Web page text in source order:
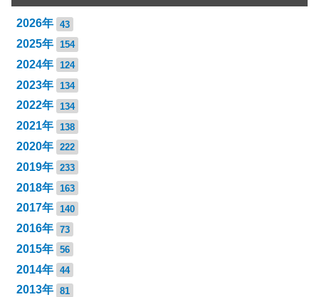
2026年 43
2025年 154
2024年 124
2023年 134
2022年 134
2021年 138
2020年 222
2019年 233
2018年 163
2017年 140
2016年 73
2015年 56
2014年 44
2013年 81